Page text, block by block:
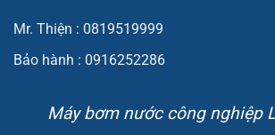
Mr. Thiện : 0819519999
Bảo hành : 0916252286
Máy bơm nước công nghiệp